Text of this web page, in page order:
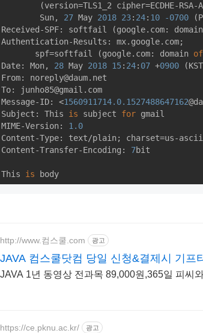
(version=TLS1_2 cipher=ECDHE-RSA-
        Sun,
27 May 2018 23: 24: 10 -0700
Received-SPF: softfail (google.com: domain
Authentication-Results: mx.google.com;
       spf=softfail (google.com: domain
of
Date: Mon, 28 May 2018 15: 24: 07 +0900
From: noreply@daum.net
To: junho85@gmail.com
Message-ID: <1560911714.0.1527488647162
Subject: This is subject for gmail
MIME-Version: 1.0
Content-Type: text/plain; charset=us-ascii
Content-Transfer-Encoding: 7bit
This is body
http://www.컴스쿨.com 광고
JAVA 컴스쿨닷컴 당일 신청&결제시 기프
JAVA 1년 동영상 전과목 89,000원,365일 피씨
https://ce.pknu.ac.kr/ 광고